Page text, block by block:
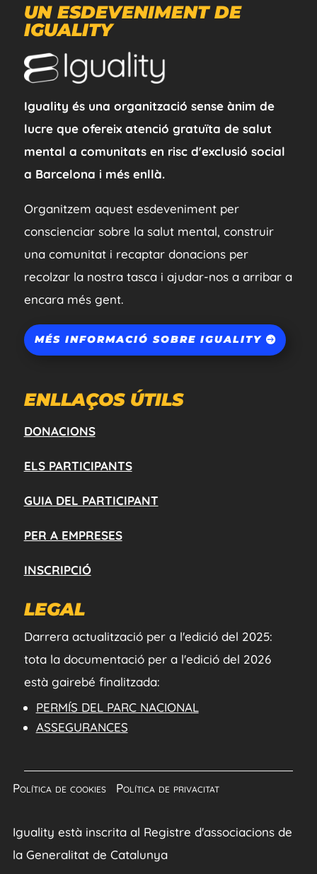
UN ESDEVENIMENT DE
IGUALITY
Iguality és una organització sense ànim de
lucre que ofereix atenció gratuïta de salut
mental a comunitats en risc d'exclusió social
a Barcelona i més enllà.
Organitzem aquest esdeveniment per
conscienciar sobre la salut mental, construir
una comunitat i recaptar donacions per
recolzar la nostra tasca i ajudar-nos a arribar a
encara més gent.
MÉS INFORMACIÓ SOBRE IGUALITY
ENLLAÇOS ÚTILS
DONACIONS
ELS PARTICIPANTS
GUIA DEL PARTICIPANT
PER A EMPRESES
INSCRIPCIÓ
LEGAL
Darrera actualització per a l'edició del 2025:
tota la documentació per a l'edició del 2026
està gairebé finalitzada:
PERMÍS DEL PARC NACIONAL
ASSEGURANCES
Política de cookies| Política de privacitat
Iguality està inscrita al Registre d'associacions de
la Generalitat de Catalunya